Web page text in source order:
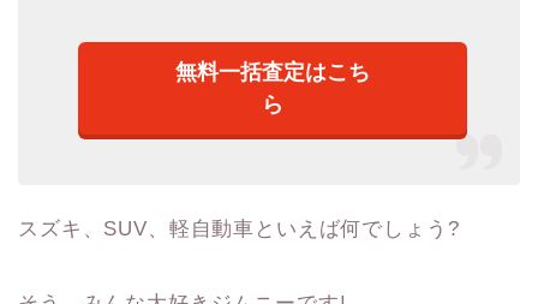
無料一括査定はこち
ら
スズキ、SUV、軽自動車といえば何でしょう?